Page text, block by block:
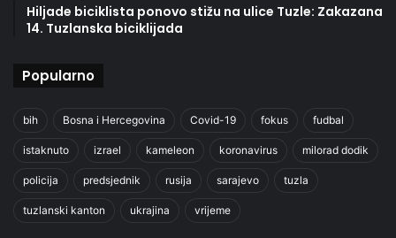
Hiljade biciklista ponovo stižu na ulice Tuzle: Zakazana
14. Tuzlanska biciklijada
Popularno
bih Bosna i Hercegovina Covid-19 fokus fudbal
istaknuto izrael kameleon koronavirus milorad dodik
policija predsjednik rusija sarajevo tuzla
tuzlanski kanton ukrajina vrijeme